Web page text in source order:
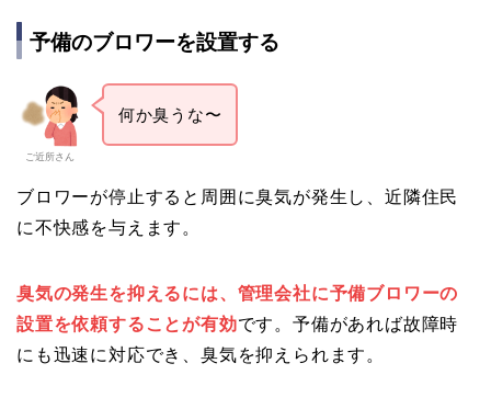
予備のブロワーを設置する
ご近所さん
何か臭うな〜
ブロワーが停止すると周囲に臭気が発生し、近隣住民
に不快感を与えます。
臭気の発生を抑えるには、管理会社に予備ブロワーの
設置を依頼することが有効です。予備があれば故障時
にも迅速に対応でき、臭気を抑えられます。